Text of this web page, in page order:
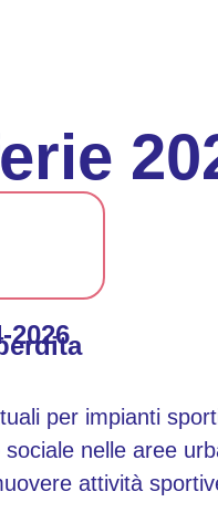
2026
per impianti
nelle aree
attività